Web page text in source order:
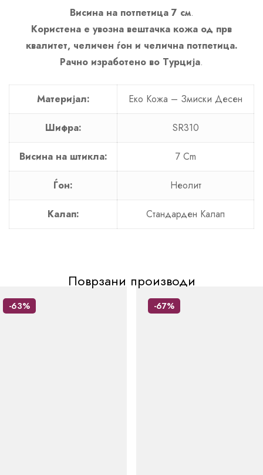
Висина на потпетица 7 см.
Користена е увозна вештачка кожа од прв
квалитет, челичен ѓон и челична потпетица.
Рачно изработено во Турција.
Материјал: Еко Кожа – Змиски Десен
Шифра: SR310
Висина на штикла: 7 Cm
Ѓон: Неолит
Калап: Стандарден Калап
Поврзани производи
-63% -67%